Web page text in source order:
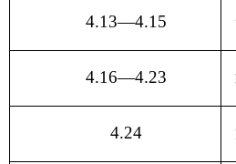
4.13—4.15
4.16—4.23
4.24